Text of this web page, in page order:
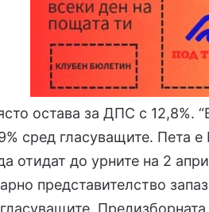
остава за ДПС с 12,8%.
сред гласуващите. Пета
отидат до урните на 2
представителство